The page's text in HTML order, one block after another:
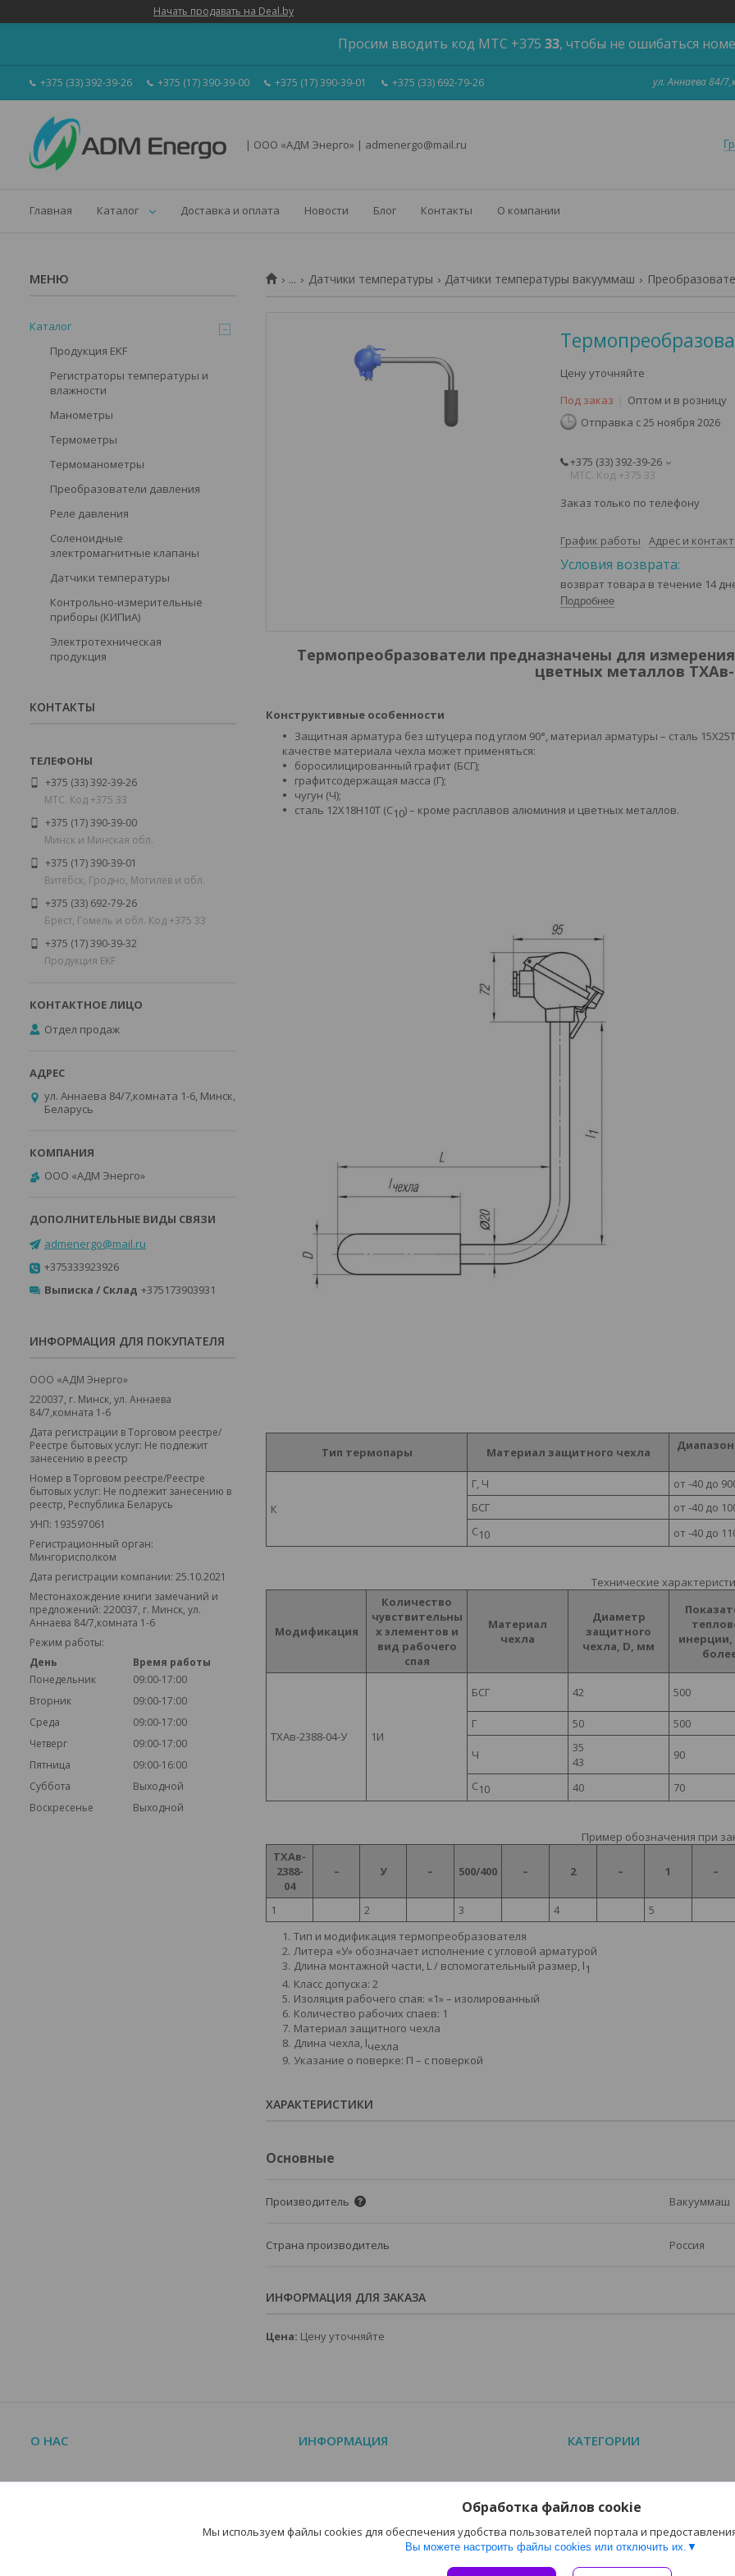
Начать продавать на Deal.by
Просим вводить код МТС +375 33, чтобы не ошибаться
+375 (33) 392-39-26 +375 (17) 390-39-00 +375 (17) 390-39-01 +375 (33) 692-79-26 ул. Аннаева 84/
| ООО «АДМ Энерго» | admenergo@mail.ru
Главная Каталог Доставка и оплата Новости Блог Контакты О компании
... Датчики температуры Датчики температуры вакууммаш
Цену уточняйте
Под заказ
Оптом и в розницу
Отправка с 25 ноября 2026
+375 (33) 392-39-26
МТС. Код +375 33
Заказ только по телефону
График работы Адрес и
возврат товара в течение 14
Подробнее
Термопреобразователи предназначены для
цветных металлов ТХАв-
Конструктивные особенности
Защитная арматура без штуцера под углом 90°, материал арматуры – сталь
качестве материала чехла может применяться:
боросилицированный графит (БСГ);
графитсодержащая масса (Г);
чугун (Ч);
сталь 12Х18Н10Т (С10) – кроме расплавов алюминия и цветных металлов.
Тип термопары Материал защитного чехла
К
Г, Ч от -40 до
БСГ
от -40 до
С10 от -40 до
Технические
Модификация
Количество
чувствительны
х элементов и
вид рабочего
спая
Материал
чехла
Диаметр
защитного
чехла, D, мм
инерции,
ТХАв-2388-04-У 1И
БСГ 42 500
Г 50 500
Ч
35
43
90
С10 40 70
Пример обозначения при
ТХАв-
2388-
04
– У – 500/400 – 2 – 1 –
1 2 3 4 5
Тип и модификация термопреобразователя
Литера «У» обозначает исполнение с угловой арматурой
Длина монтажной части, L / вспомогательный размер, l1
Класс допуска: 2
Изоляция рабочего спая: «1» – изолированный
Количество рабочих спаев: 1
Материал защитного чехла
Длина чехла, lчехла
Указание о поверке: П – с поверкой
ХАРАКТЕРИСТИКИ
Основные
Производитель Вакууммаш
Страна производитель Россия
ИНФОРМАЦИЯ ДЛЯ ЗАКАЗА
Цена: Цену уточняйте
Каталог
Продукция EKF
Регистраторы температуры и
влажности
Манометры
Термометры
Термоманометры
Преобразователи давления
Реле давления
Соленоидные
электромагнитные клапаны
Датчики температуры
Контрольно-измерительные
приборы (КИПиА)
Электротехническая
продукция
КОНТАКТЫ
+375 (33) 392-39-26
МТС. Код +375 33
+375 (17) 390-39-00
Минск и Минская обл.
+375 (17) 390-39-01
Витебск, Гродно, Могилев и обл.
+375 (33) 692-79-26
Брест, Гомель и обл. Код +375 33
+375 (17) 390-39-32
Продукция EKF
Отдел продаж
ул. Аннаева 84/7,комната 1-6, Минск,
Беларусь
ООО «АДМ Энерго»
admenergo@mail.ru
+375333923926
Выписка / Склад +375173903931
ИНФОРМАЦИЯ ДЛЯ ПОКУПАТЕЛЯ
ООО «АДМ Энерго»
220037, г. Минск, ул. Аннаева
84/7,комната 1-6
Дата регистрации в Торговом реестре/
Реестре бытовых услуг: Не подлежит
занесению в реестр
Номер в Торговом реестре/Реестре
бытовых услуг: Не подлежит занесению в
реестр, Республика Беларусь
УНП: 193597061
Регистрационный орган:
Мингорисполком
Дата регистрации компании: 25.10.2021
Местонахождение книги замечаний и
предложений: 220037, г. Минск, ул.
Аннаева 84/7,комната 1-6
Режим работы:
День
Время работы
Понедельник
09:00-17:00
Вторник
09:00-17:00
Среда
09:00-17:00
Четверг
09:00-17:00
Пятница
09:00-16:00
Суббота
Выходной
Воскресенье
Выходной
О НАС
О компании
ИНФОРМАЦИЯ
Краткий каталог
Часто задаваемые вопросы (FAQ)
КАТЕГОРИИ
КИПиА EKF
Счетчики моточасов
Обработка файлов cookie
Мы используем файлы cookies для обеспечения удобства пользователей портала и
Вы можете настроить файлы cookies или отключить их.